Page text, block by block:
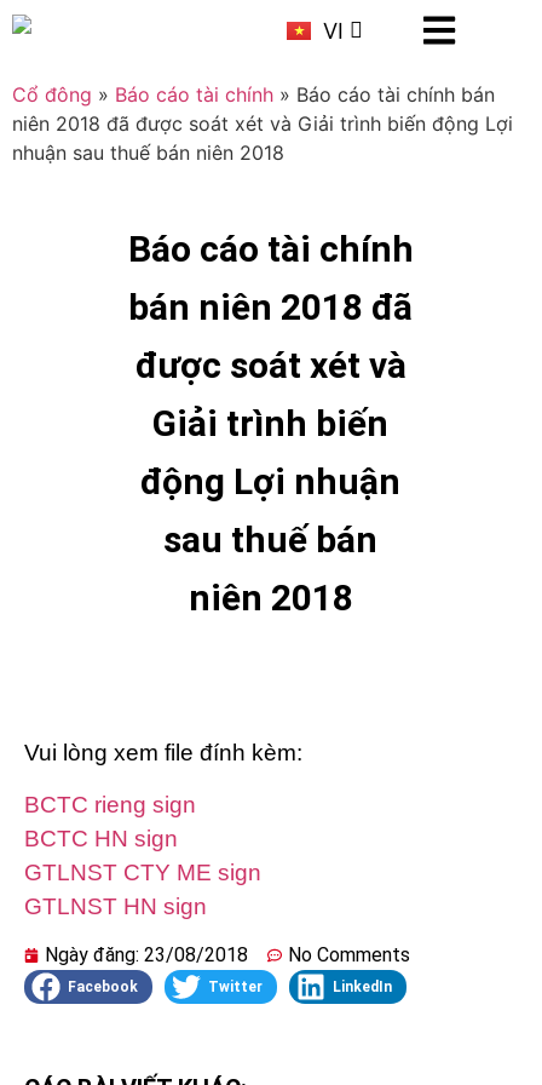
VI
CN
Cổ đông » Báo cáo tài chính » Báo cáo tài chính bán
niên 2018 đã được soát xét và Giải trình biến động Lợi
nhuận sau thuế bán niên 2018
Báo cáo tài chính
bán niên 2018 đã
được soát xét và
Giải trình biến
động Lợi nhuận
sau thuế bán
niên 2018
Vui lòng xem file đính kèm:
BCTC rieng sign
BCTC HN sign
GTLNST CTY ME sign
GTLNST HN sign
Ngày đăng: 23/08/2018 No Comments
Facebook Twitter LinkedIn